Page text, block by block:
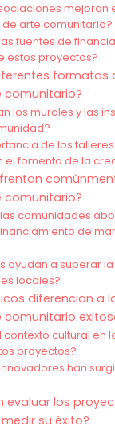
mejoran
arte comunitario?
fuentes de
estos proyectos?
formatos
los murales y las
de los talleres
el fomento de la
comunidades
de
ayudan a superar
locales?
diferencian a
contexto cultural en
proyectos?
han
evaluar los
su éxito?